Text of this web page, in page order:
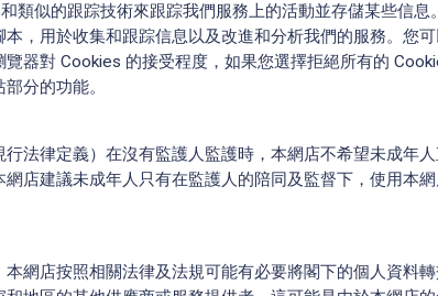
類似的跟踪技術來跟踪我們服務上的活動並存儲某些信息
本，用於收集和跟踪信息以及改進和分析我們的服務。您
覽器對 Cookies 的接受程度，如果您選擇拒絕所有的
分的功能。
行法律定義）在沒有監護人監護時，本網店不希望未成年
網店建議未成年人只有在監護人的陪同及監督下，使用本
本網店按照相關法律及法規可能有必要將閣下的個人資料